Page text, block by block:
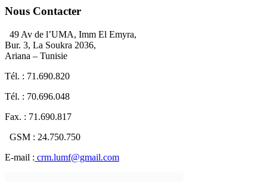
Nous Contacter
49 Av de l’UMA, Imm El Emyra,
Bur. 3, La Soukra 2036,
Ariana – Tunisie
Tél. : 71.690.820
Tél. : 70.696.048
Fax. : 71.690.817
GSM : 24.750.750
E-mail : crm.lumf@gmail.com